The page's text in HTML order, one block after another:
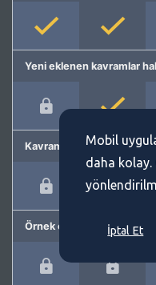
Yeni eklenen kavramlar
Kavram önerme
Örnek cümleler
Mobil
daha kolay.
İptal Et